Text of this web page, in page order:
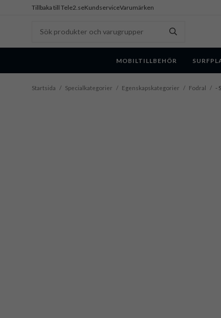
Tillbaka till Tele2.seKundserviceVarumärken
MOBILTILLBEHÖR
Startsida / Specialkategorier / Egenskapskategorier / Fodral / -